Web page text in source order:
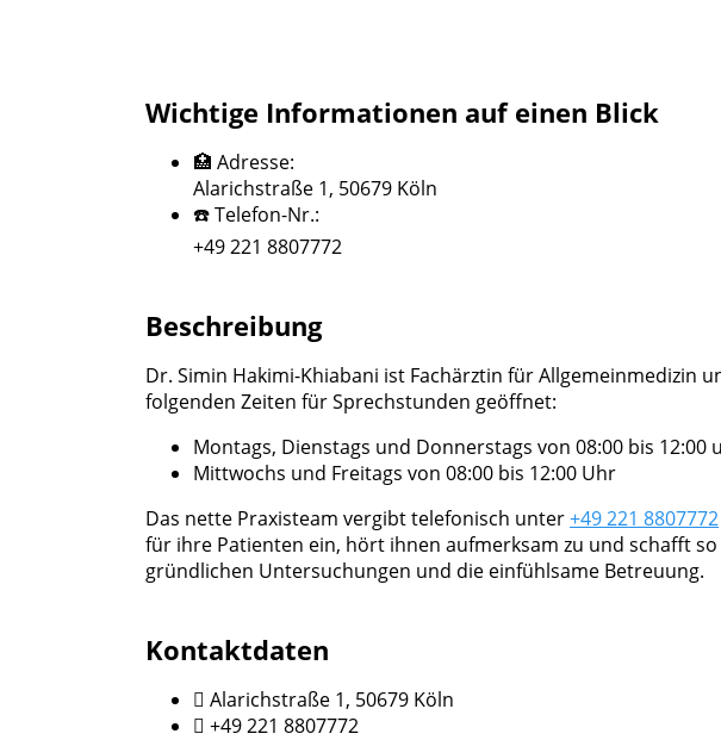
Wichtige Informationen auf einen Blick
🏥 Adresse:
Alarichstraße 1, 50679 Köln
☎️ Telefon-Nr.:
+49 221 8807772
Beschreibung
Dr. Simin Hakimi-Khiabani ist Fachärztin für Allgemeinmedizin
folgenden Zeiten für Sprechstunden geöffnet:
Montags, Dienstags und Donnerstags von 08:00 bis 12:00
Mittwochs und Freitags von 08:00 bis 12:00 Uhr
Das nette Praxisteam vergibt telefonisch unter+49 221 8807772
für ihre Patienten ein, hört ihnen aufmerksam zu und schafft
gründlichen Untersuchungen und die einfühlsame Betreuung.
Kontaktdaten
Alarichstraße 1, 50679 Köln
+49 221 8807772